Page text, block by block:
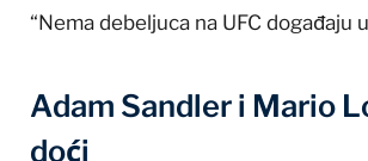
“Nema debeljuca na UFC događaju
Adam Sandler i Mario
doći